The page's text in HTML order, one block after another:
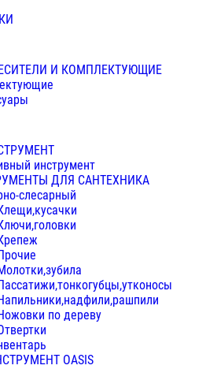
И КОМПЛЕКТУЮЩИЕ
инструмент
ДЛЯ САНТЕХНИКА
слесарный
по дереву
OASIS